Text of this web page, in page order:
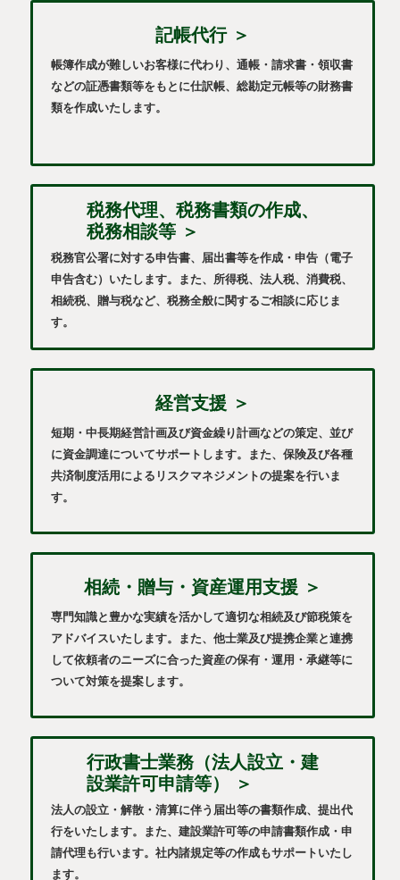
記帳代行 ＞
帳簿作成が難しいお客様に代わり、通帳・請求書・領収書
などの証憑書類等をもとに仕訳帳、総勘定元帳等の財務書
類を作成いたします。
税務代理、税務書類の作成、
税務相談等 ＞
税務官公署に対する申告書、届出書等を作成・申告（電子
申告含む）いたします。また、所得税、法人税、消費税、
相続税、贈与税など、税務全般に関するご相談に応じま
す。
経営支援 ＞
短期・中長期経営計画及び資金繰り計画などの策定、並び
に資金調達についてサポートします。また、保険及び各種
共済制度活用によるリスクマネジメントの提案を行いま
す。
相続・贈与・資産運用支援 ＞
専門知識と豊かな実績を活かして適切な相続及び節税策を
アドバイスいたします。また、他士業及び提携企業と連携
して依頼者のニーズに合った資産の保有・運用・承継等に
ついて対策を提案します。
行政書士業務（法人設立・建
設業許可申請等） ＞
法人の設立・解散・清算に伴う届出等の書類作成、提出代
行をいたします。また、建設業許可等の申請書類作成・申
請代理も行います。社内諸規定等の作成もサポートいたし
ます。